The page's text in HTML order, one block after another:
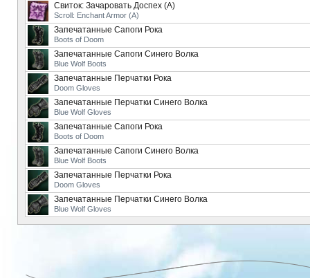
Свиток: Зачаровать Доспех (А)
Scroll: Enchant Armor (A)
Запечатанные Сапоги Рока
Boots of Doom
Запечатанные Сапоги Синего Волка
Blue Wolf Boots
Запечатанные Перчатки Рока
Doom Gloves
Запечатанные Перчатки Синего Волка
Blue Wolf Gloves
Запечатанные Сапоги Рока
Boots of Doom
Запечатанные Сапоги Синего Волка
Blue Wolf Boots
Запечатанные Перчатки Рока
Doom Gloves
Запечатанные Перчатки Синего Волка
Blue Wolf Gloves